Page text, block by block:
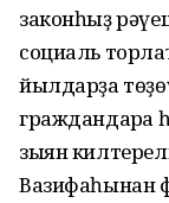
законһыҙ
социаль
йылдарҙа
граждандарға
зыян
Вазифаһынан